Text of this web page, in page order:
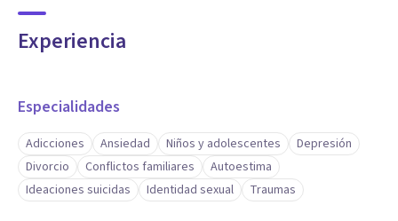
Experiencia
Especialidades
Adicciones Ansiedad Niños y adolescentes
Depresión
Divorcio
Conflictos familiares
Autoestima
Ideaciones suicidas
Identidad sexual Traumas